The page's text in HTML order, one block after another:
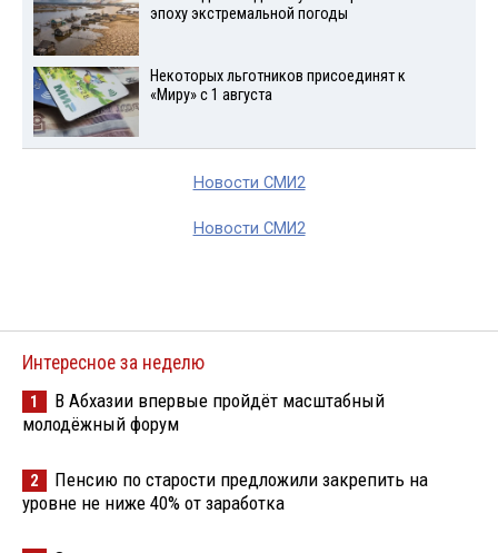
эпоху экстремальной погоды
Некоторых льготников присоединят к
«Миру» с 1 августа
Новости СМИ2
Новости СМИ2
Интересное за неделю
1
В Абхазии впервые пройдёт масштабный
молодёжный форум
2
Пенсию по старости предложили закрепить на
уровне не ниже 40% от заработка